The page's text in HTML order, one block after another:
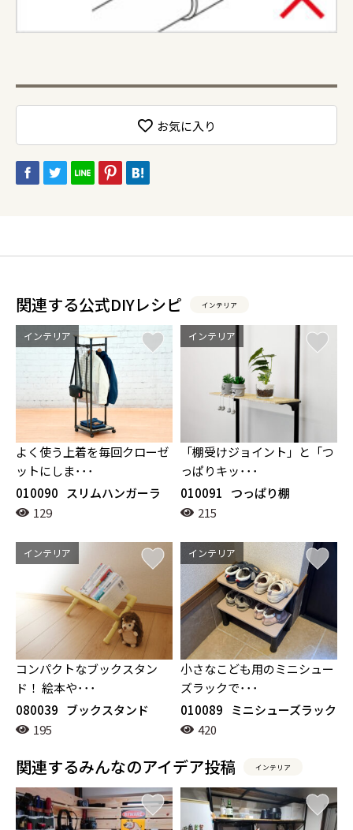
お気に入り
関連する公式DIYレシピ インテリア
インテリア
よく使う上着を毎回クローゼ
ットにしま･･･
010090 スリムハンガーラ
ック129
インテリア
「棚受けジョイント」と「つ
っぱりキッ･･･
010091
つっぱり棚
215
インテリア
コンパクトなブックスタン
ド！ 絵本や･･･
080039 ブックスタンド
195
インテリア
小さなこども用のミニシュー
ズラックで･･･
010089
ミニシューズラック
420
関連するみんなのアイデア投稿 インテリア